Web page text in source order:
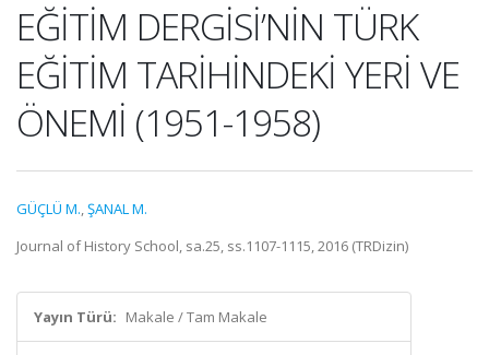
EĞİTİM DERGİSİ’NİN TÜRK
EĞİTİM TARİHİNDEKİ YERİ VE
ÖNEMİ (1951-1958)
GÜÇLÜ M.,ŞANAL M.
Journal of History School, sa.25, ss.1107-1115, 2016 (TRDizin)
Yayın Türü: Makale / Tam Makale